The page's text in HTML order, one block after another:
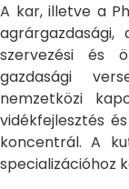
A kar, illetve a
szervezési és
gazdasági
nemzetközi
vidékfejlesztés
koncentrál. A
specializációhoz